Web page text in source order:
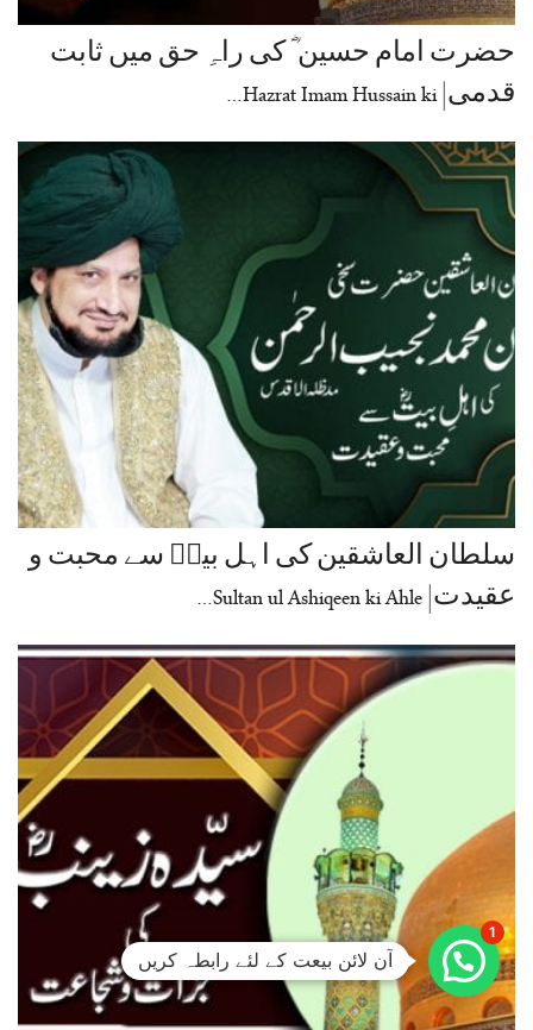
حضرت امام حسین ؓ کی راہِ حق میں ثابت
قدمی| Hazrat Imam Hussain ki…
سلطان العاشقین کی اہل بیتؓ سے محبت و
عقیدت| Sultan ul Ashiqeen ki Ahle…
آن لائن بیعت کے لئے رابطہ کریں
1